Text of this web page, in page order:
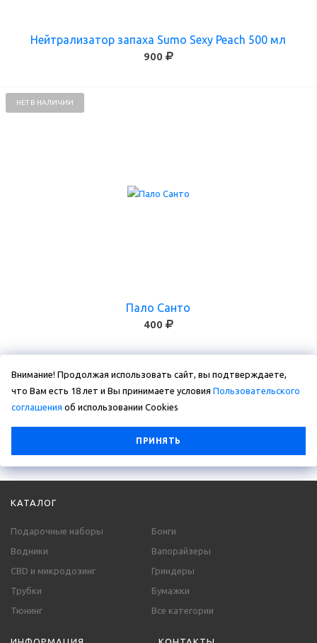
Нейтрализатор запаха Sumo Sexy Peach 500 мл
900
НЕТ В НАЛИЧИИ
Пало Санто
400
Внимание! Продолжая использовать сайт, вы подтверждаете,
что Вам есть 18 лет и Вы принимаете условия Пользовательского
соглашения об использовании Сookies
ПРИНЯТЬ
КАТАЛОГ
Подарочные наборы
Бонги
Водники
Вапорайзеры
CBD и микродозинг
Гриндеры
Трубки
Бумажки
Тюнинг
Все категории